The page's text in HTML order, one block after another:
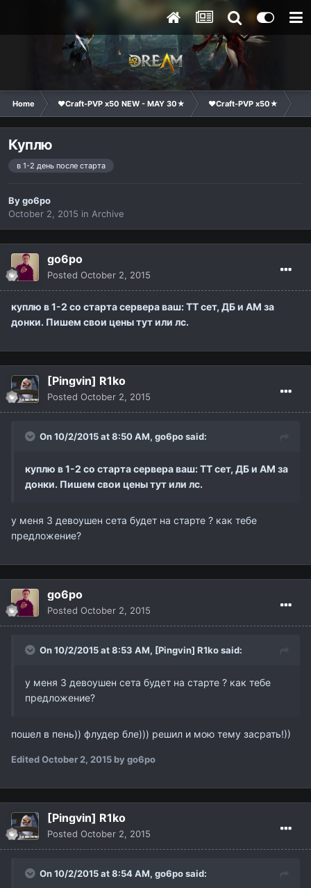
Home ❤Craft-PVP x50 NEW - MAY 30★ ❤Craft-PVP x50★
Куплю
в 1-2 день после старта
Bygo6po
October 2, 2015 in Archive
go6po
Posted October 2, 2015
куплю в 1-2 со старта сервера ваш: ТТ сет, ДБ и АМ за
донки. Пишем свои цены тут или лс.
[Pingvin] R1ko
Posted October 2, 2015
On 10/2/2015 at 8:50 AM, go6posaid:
куплю в 1-2 со старта сервера ваш: ТТ сет, ДБ и АМ за
донки. Пишем свои цены тут или лс.
у меня 3 девоушен сета будет на старте ? как тебе
предложение?
go6po
Posted October 2, 2015
On 10/2/2015 at 8:53 AM, [Pingvin] R1kosaid:
у меня 3 девоушен сета будет на старте ? как тебе
предложение?
пошел в пень)) флудер бле))) решил и мою тему засрать!))
EditedOctober 2, 2015 by go6po
[Pingvin] R1ko
Posted October 2, 2015
On 10/2/2015 at 8:54 AM, go6posaid: